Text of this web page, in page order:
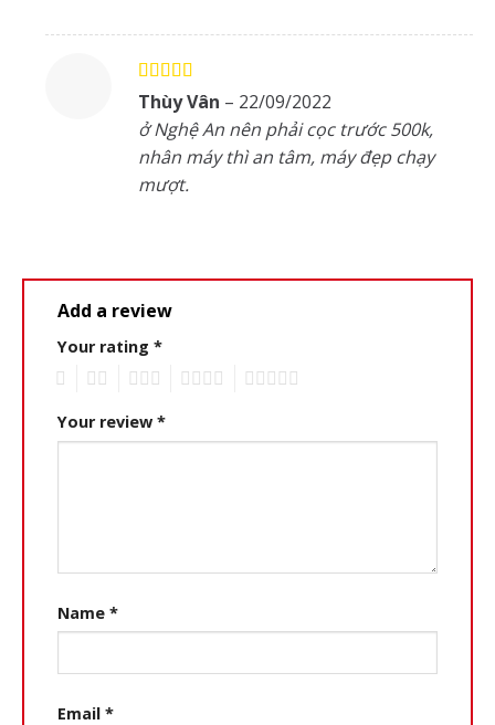
Rated5out
of 5
Thùy Vân – 22/09/2022
ở Nghệ An nên phải cọc trước 500k,
nhân máy thì an tâm, máy đẹp chạy
mượt.
Add a review
Your rating *
Your review *
Name *
Email *